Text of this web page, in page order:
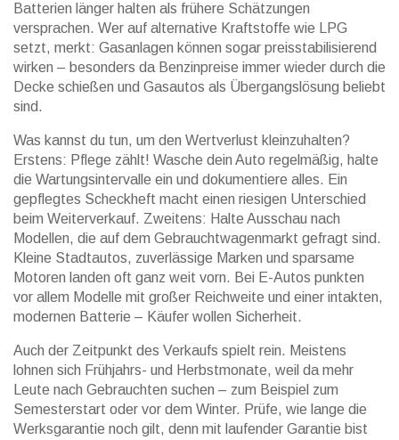
Batterien länger halten als frühere Schätzungen
versprachen. Wer auf alternative Kraftstoffe wie LPG
setzt, merkt: Gasanlagen können sogar preisstabilisierend
wirken – besonders da Benzinpreise immer wieder durch die
Decke schießen und Gasautos als Übergangslösung beliebt
sind.
Was kannst du tun, um den Wertverlust kleinzuhalten?
Erstens: Pflege zählt! Wasche dein Auto regelmäßig, halte
die Wartungsintervalle ein und dokumentiere alles. Ein
gepflegtes Scheckheft macht einen riesigen Unterschied
beim Weiterverkauf. Zweitens: Halte Ausschau nach
Modellen, die auf dem Gebrauchtwagenmarkt gefragt sind.
Kleine Stadtautos, zuverlässige Marken und sparsame
Motoren landen oft ganz weit vorn. Bei E-Autos punkten
vor allem Modelle mit großer Reichweite und einer intakten,
modernen Batterie – Käufer wollen Sicherheit.
Auch der Zeitpunkt des Verkaufs spielt rein. Meistens
lohnen sich Frühjahrs- und Herbstmonate, weil da mehr
Leute nach Gebrauchten suchen – zum Beispiel zum
Semesterstart oder vor dem Winter. Prüfe, wie lange die
Werksgarantie noch gilt, denn mit laufender Garantie bist